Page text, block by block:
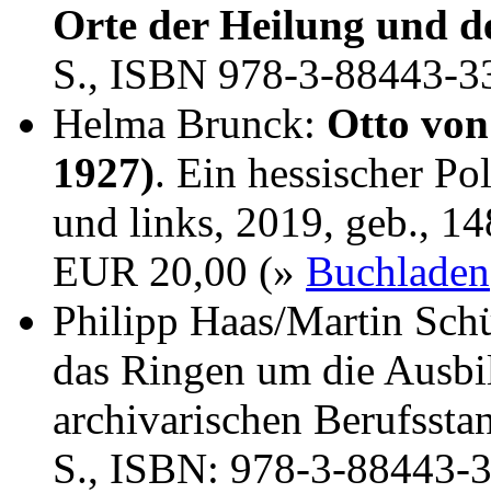
Orte der Heilung und
S., ISBN 978-3-88443-
Helma Brunck: Otto
1927). Ein hessischer
und links, 2019, geb.,
EUR 20,00 (» Buchladen
Philipp Haas/Martin
das Ringen um die
archivarischen
S., ISBN: 978-3-